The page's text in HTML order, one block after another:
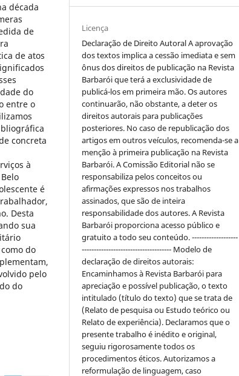
década
de
de atos
do
entre o
concreta
à
é
Desta
sua
do
pelo
do
Licença
Declaração de Direito Autoral A aprovação
dos textos implica a cessão imediata e sem
ônus dos direitos de publicação na Revista
Barbarói que terá a exclusividade de
publicá-los em primeira mão. Os autores
continuarão, não obstante, a deter os
direitos autorais para publicações
posteriores. No caso de republicação dos
artigos em outros veículos, recomenda-se a
menção à primeira publicação na Revista
Barbarói. A Comissão Editorial não se
responsabiliza pelos conceitos ou
afirmações expressos nos trabalhos
assinados, que são de inteira
responsabilidade dos autores. A Revista
Barbarói proporciona acesso público e
gratuito a todo seu conteúdo. -------------------
------------------------------------- Modelo de
declaração de direitos autorais:
Encaminhamos à Revista Barbarói para
apreciação e possível publicação, o texto
intitulado (título do texto) que se trata de
(Relato de pesquisa ou Estudo teórico ou
Relato de experiência). Declaramos que o
presente trabalho é inédito e original,
seguiu rigorosamente todos os
procedimentos éticos. Autorizamos a
reformulação de linguagem, caso